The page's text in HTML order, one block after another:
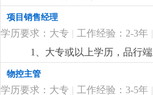
灯带、商业照明等相关行业
3、有很强的业务能力和主
迎志同道合的有识之士加入
项目销售经理
学历要求：大专 | 工作经验：2-3年 |
1、大专或以上学历，品行
明行业有做过工程项目销售
表达能力，能听从安排适应
合的有识之士加入。 更详细
物控主管
学历要求：大专 | 工作经验：3-5年 |